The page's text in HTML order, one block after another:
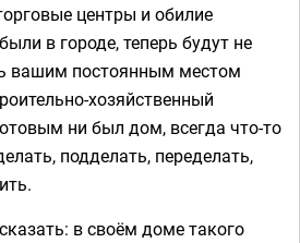
центры и обилие
в городе, теперь будут не
вашим постоянным местом
хозяйственный
ни был дом, всегда что-то
подделать, переделать,
в своём доме такого